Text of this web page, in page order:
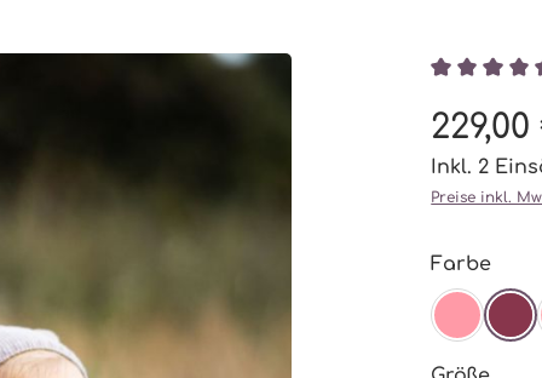
Inkl. 2
Preise inkl.
Farbe